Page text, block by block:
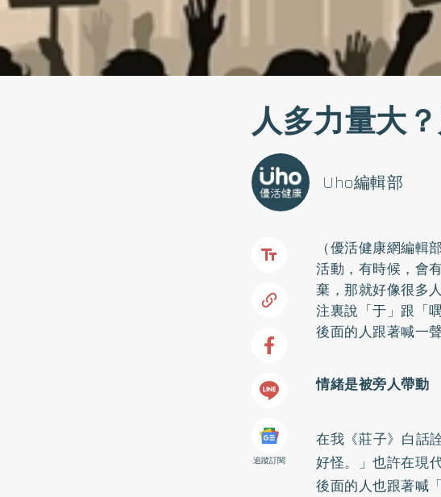
人多力量大
Uho編輯部
追蹤訂閱
（優活健康網編
活動，有時候，會
棄，那就好像很多
注裏說「于」跟「
後面的人跟著喊一
情緒是被旁人帶動
在我《莊子》白話
好怪。」也許在現
後面的人也跟著喊